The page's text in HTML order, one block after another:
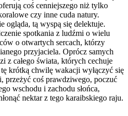
coś cenniejszego niż tylko
czy inne cuda natury.
ogląda, tą wyspą się delektuje.
spotkania z ludźmi o wielu
o otwartych sercach, którzy
przyjaciela. Oprócz samych
z całego świata, których cechuje
krótką chwilę wakacji wyłączyć się
przeżyć coś prawdziwego, poczuć
wschodu i zachodu słońca,
nektar z tego karaibskiego raju.